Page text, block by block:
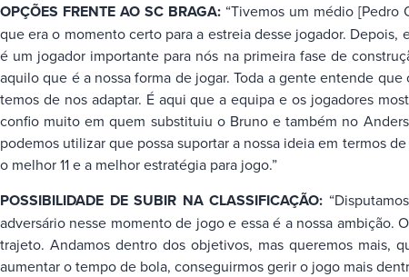
OPÇÕES FRENTE AO SC BRAGA: “Tivemos um médio
que era o momento certo para a estreia desse jogador.
é um jogador importante para nós na primeira fase de
aquilo que é a nossa forma de jogar. Toda a gente entende
temos de nos adaptar. É aqui que a equipa e os jogadores
confio muito em quem substituiu o Bruno e também no
podemos utilizar que possa suportar a nossa ideia em termos
o melhor 11 e a melhor estratégia para jogo.”
POSSIBILIDADE DE SUBIR NA CLASSIFICAÇÃO:
adversário nesse momento de jogo e essa é a nossa
trajeto. Andamos dentro dos objetivos, mas queremos mais,
aumentar o tempo de bola, conseguirmos gerir o jogo mais